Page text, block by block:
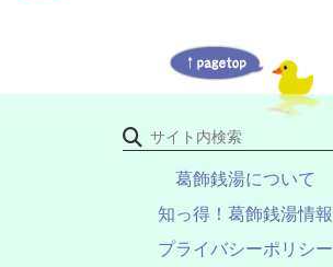
葛飾銭湯について
知っ得！葛飾銭湯情報
プライバシーポリシー